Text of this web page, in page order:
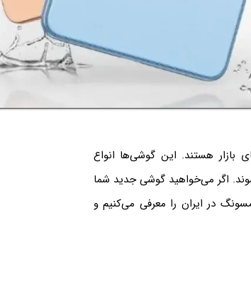
هستند. این گوشی‌ها انواع
اگر می‌خواهید گوشی جدید شما
در ایران را معرفی می‌کنیم و